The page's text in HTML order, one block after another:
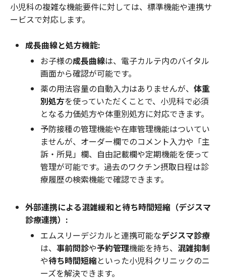
小児科の複雑な機能要件に対しては、標準機能や連携サ
ービスで対応します。
成長曲線と処方機能:
お子様の成長曲線は、電子カルテ内のバイタル
画面から確認が可能です。
薬の用法容量の自動入力はありませんが、 体重
別処方を使っていただくことで、小児科で必須
となる力価処方や体重別処方に対応できます。
予防接種の管理機能や在庫管理機能はついてい
ませんが、オーダー欄でのコメント入力や「主
訴・所見」欄、自由記載欄や定期機能を使って
管理が可能です。過去のワクチン摂取日程は診
療履歴の検索機能で確認できます。
外部連携による混雑緩和と待ち時間短縮（デジスマ
診療連携）:
エムスリーデジカルと連携可能なデジスマ診療
は、 事前問診や予約管理機能を持ち、 混雑抑制
や待ち時間短縮といった小児科クリニックのニ
ーズを解決できます。